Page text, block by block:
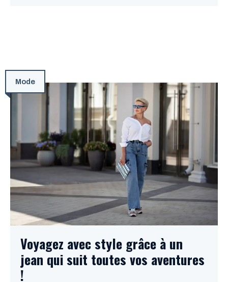
Mode
Voyagez avec style grâce à un
jean qui suit toutes vos aventures
!